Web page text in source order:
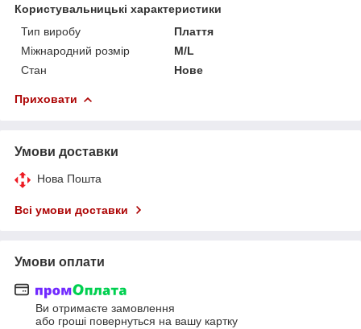
Користувальницькі характеристики
Тип виробу
Плаття
Міжнародний розмір
M/L
Стан
Нове
Приховати
Умови доставки
Нова Пошта
Всі умови доставки
Умови оплати
Ви отримаєте замовлення
або гроші повернуться на вашу картку